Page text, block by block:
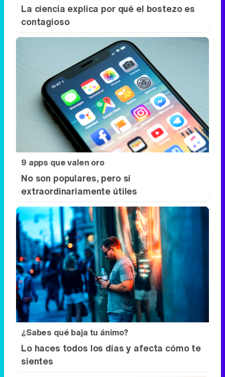
La ciencia explica por qué el bostezo es
contagioso
9 apps que valen oro
No son populares, pero sí
extraordinariamente útiles
¿Sabes qué baja tu ánimo?
Lo haces todos los días y afecta cómo te
sientes